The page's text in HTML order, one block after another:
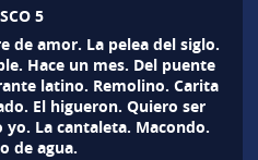
5
de amor. La pelea del siglo.
Hace un mes. Del puente
latino. Remolino. Carita
El higueron. Quiero ser
yo. La cantaleta. Macondo.
de agua.